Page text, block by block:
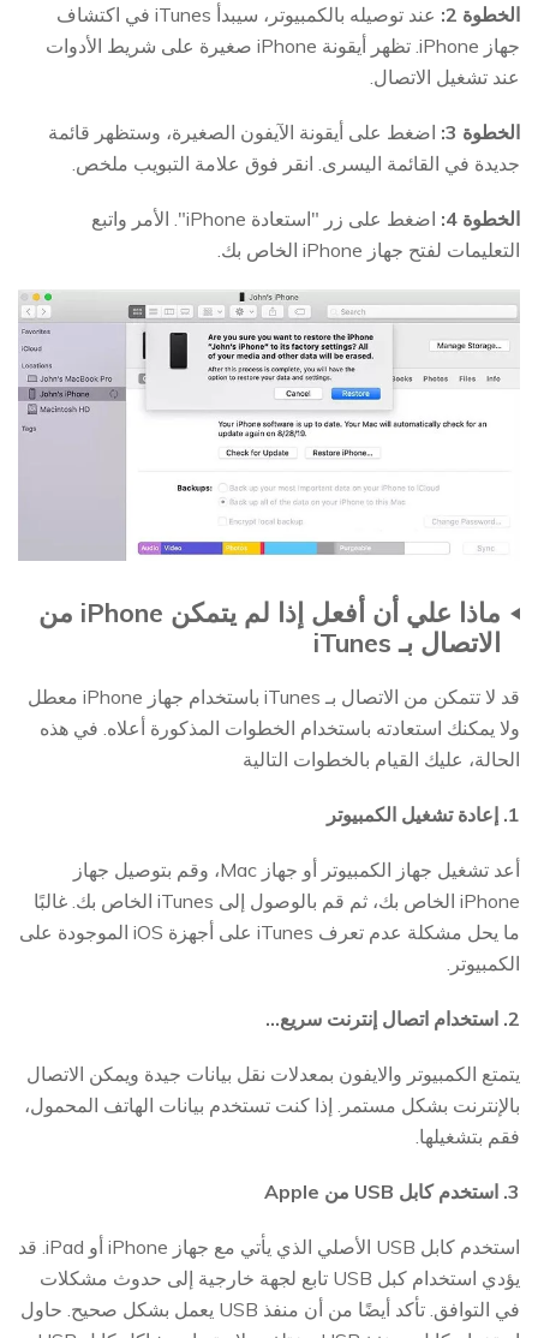
الخطوة 2:
عند توصيله بالكمبيوتر، سيبدأ iTunes في اكتشاف
جهاز iPhone. تظهر أيقونة iPhone صغيرة على شريط الأدوات
عند تشغيل الاتصال.
الخطوة 3:
اضغط على أيقونة الآيفون الصغيرة، وستظهر قائمة
جديدة في القائمة اليسرى. انقر فوق علامة التبويب ملخص.
الخطوة 4:
اضغط على زر "استعادة iPhone". الأمر واتبع
التعليمات لفتح جهاز iPhone الخاص بك.
ماذا علي أن أفعل إذا لم يتمكن iPhone من
الاتصال بـ iTunes
قد لا تتمكن من الاتصال بـ iTunes باستخدام جهاز iPhone معطل
ولا يمكنك استعادته باستخدام الخطوات المذكورة أعلاه. في هذه
الحالة، عليك القيام بالخطوات التالية
1. إعادة تشغيل الكمبيوتر
أعد تشغيل جهاز الكمبيوتر أو جهاز Mac، وقم بتوصيل جهاز
iPhone الخاص بك، ثم قم بالوصول إلى iTunes الخاص بك. غالبًا
ما يحل مشكلة عدم تعرف iTunes على أجهزة iOS الموجودة على
الكمبيوتر.
2. استخدام اتصال إنترنت سريع...
يتمتع الكمبيوتر والايفون بمعدلات نقل بيانات جيدة ويمكن الاتصال
بالإنترنت بشكل مستمر. إذا كنت تستخدم بيانات الهاتف المحمول،
فقم بتشغيلها.
3. استخدم كابل USB من Apple
استخدم كابل USB الأصلي الذي يأتي مع جهاز iPhone أو iPad. قد
يؤدي استخدام كبل USB تابع لجهة خارجية إلى حدوث مشكلات
في التوافق. تأكد أيضًا من أن منفذ USB يعمل بشكل صحيح. حاول